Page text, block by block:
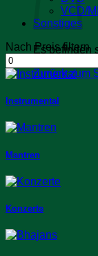
Es befinden
Zurück zum
VCD/
Sonstiges
Nach Preis filtern
Min.
Preis
Instrumental
Mantren
Konzerte